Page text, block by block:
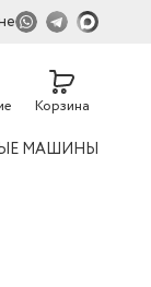
Корзина
МАШИНЫ